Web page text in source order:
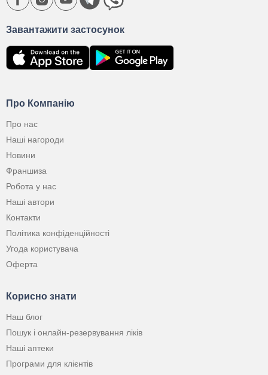
Про Компанію
Про нас
Наші нагороди
Новини
Франшиза
Робота у нас
Наші автори
Контакти
Політика конфіденційності
Угода користувача
Оферта
Корисно знати
Наш блог
Пошук і онлайн-резервування ліків
Наші аптеки
Програми для клієнтів
Завантажити застосунок